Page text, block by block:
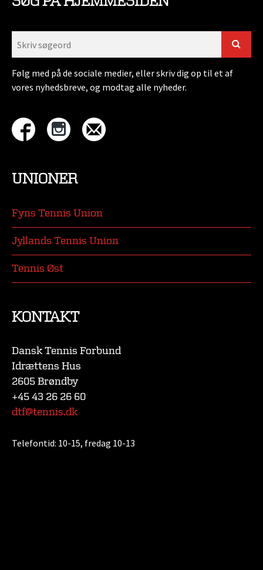
Følg med på de sociale medier, eller skriv dig op til et af
vores nyhedsbreve, og modtag alle nyheder.
UNIONER
Fyns Tennis Union
Jyllands Tennis Union
Tennis Øst
KONTAKT
Dansk Tennis Forbund
Idrættens Hus
2605 Brøndby
+45 43 26 26 60
dtf@tennis.dk
Telefontid: 10-15, fredag 10-13